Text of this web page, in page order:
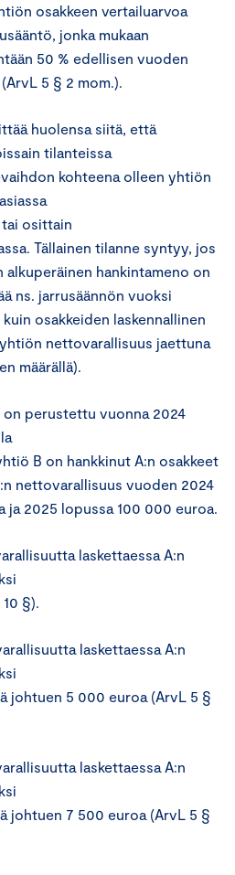
osakkeen vertailuarvoa
jonka mukaan
50 % edellisen vuoden
5 § 2 mom.).
huolensa siitä, että
tilanteissa
kohteena olleen yhtiön
osittain
Tällainen tilanne syntyy, jos
hankintameno on
ns. jarrusäännön vuoksi
osakkeiden laskennallinen
nettovarallisuus jaettuna
määrällä).
on perustettu vuonna 2024
B on hankkinut A:n osakkeet
nettovarallisuus vuoden 2024
ja 2025 lopussa 100 000 euroa.
laskettaessa A:n
§).
laskettaessa A:n
johtuen 5 000 euroa (ArvL 5 §
laskettaessa A:n
johtuen 7 500 euroa (ArvL 5 §